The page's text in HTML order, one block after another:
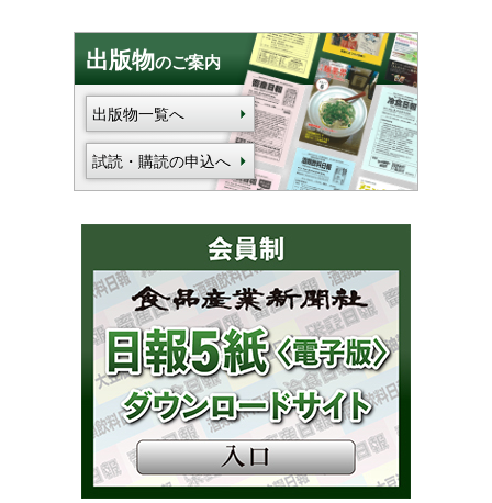
出版物のご案内
出版物一覧へ
試読・購読の申込へ